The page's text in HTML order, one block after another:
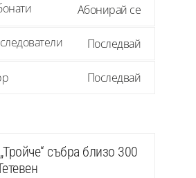
Абонирай се
Последвай
Последвай
събра близо 300